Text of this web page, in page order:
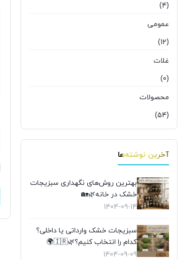
(4)
عمومی
(12)
غلات
(0)
محصولات
(54)
آخرین نوشته‌ها
بهترین روش‌های نگهداری سبزیجات
خشک در خانه🌿🏡
1404-09-14
سبزیجات خشک وارداتی یا داخلی؟
کدام را انتخاب کنیم؟🌿🇮🇷🌍
1404-09-09